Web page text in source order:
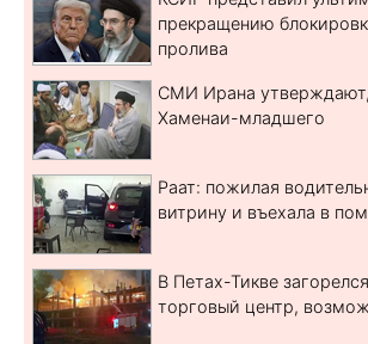
прекращению
пролива
СМИ Ирана утверждают,
Хаменаи-младшего
Раат: пожилая
витрину и въехала в
В Петах-Тикве
торговый центр,